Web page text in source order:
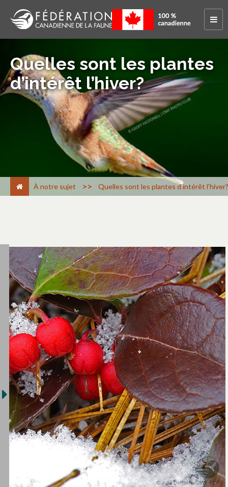
Quelles sont les plantes
d’intérêt l’hiver?
À notre sujet > Quelles sont les plantes d’intérêt l’hiver?